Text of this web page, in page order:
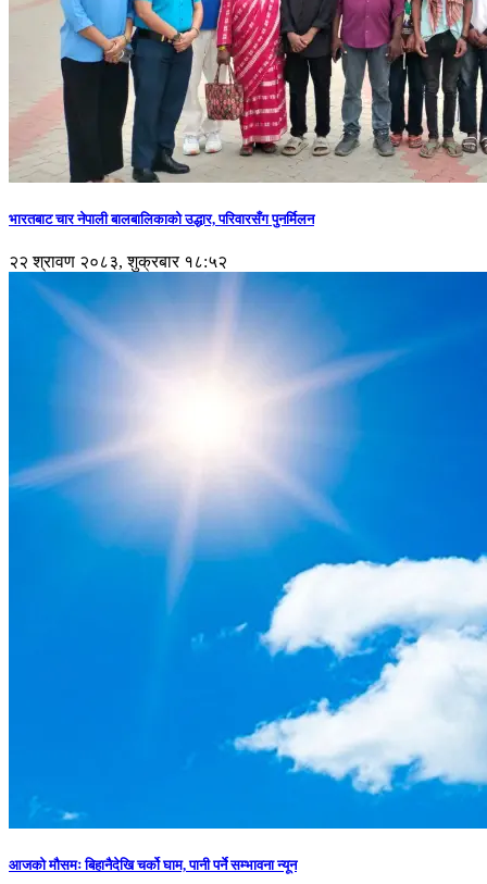
भारतबाट चार नेपाली बालबालिकाको उद्धार, परिवारसँग पुनर्मिलन
२२ श्रावण २०८३, शुक्रबार १८:५२
आजको मौसमः बिहानैदेखि चर्को घाम, पानी पर्ने सम्भावना न्यून